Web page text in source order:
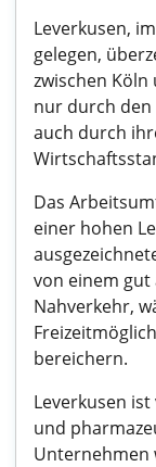
Leverkusen,
gelegen,
zwischen
nur durch den
auch durch
Das
einer hohen
von einem
Nahverkehr,
bereichern.
Leverkusen
und
Unternehmen